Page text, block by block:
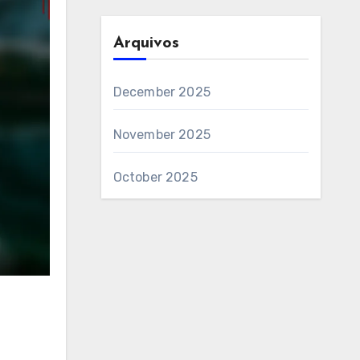
Arquivos
December 2025
November 2025
October 2025